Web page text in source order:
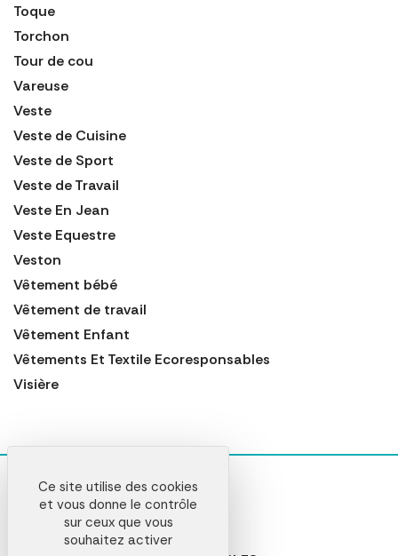
Toque
Torchon
Tour de cou
Vareuse
Veste
Veste de Cuisine
Veste de Sport
Veste de Travail
Veste En Jean
Veste Equestre
Veston
Vêtement bébé
Vêtement de travail
Vêtement Enfant
Vêtements Et Textile Ecoresponsables
Visière
Ce site utilise des cookies
et vous donne le contrôle
sur ceux que vous
souhaitez activer